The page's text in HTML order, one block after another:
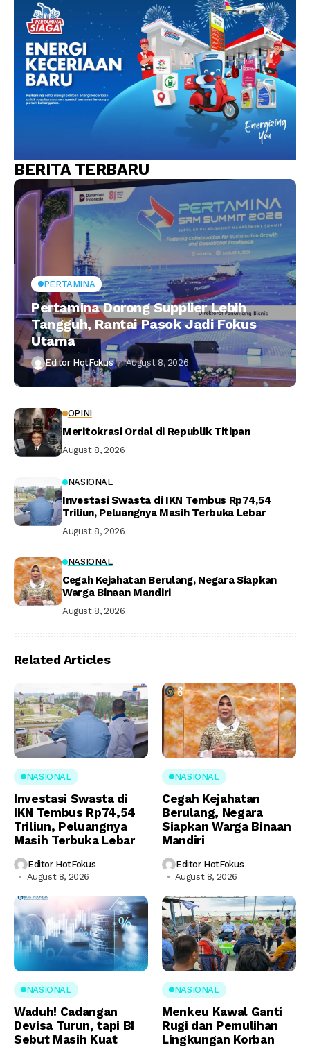
BERITA TERBARU
PERTAMINA
Pertamina Dorong Supplier Lebih
Tangguh, Rantai Pasok Jadi Fokus
Utama
Editor HotFokus August 8, 2026
OPINI
Meritokrasi Ordal di Republik Titipan
August 8, 2026
NASIONAL
Investasi Swasta di IKN Tembus Rp74,54
Triliun, Peluangnya Masih Terbuka Lebar
August 8, 2026
NASIONAL
Cegah Kejahatan Berulang, Negara Siapkan
Warga Binaan Mandiri
August 8, 2026
Related Articles
NASIONAL
Investasi Swasta di
IKN Tembus Rp74,54
Triliun, Peluangnya
Masih Terbuka Lebar
Editor HotFokus
August 8, 2026
NASIONAL
Cegah Kejahatan
Berulang, Negara
Siapkan Warga Binaan
Mandiri
Editor HotFokus
August 8, 2026
NASIONAL
Waduh! Cadangan
Devisa Turun, tapi BI
Sebut Masih Kuat
NASIONAL
Menkeu Kawal Ganti
Rugi dan Pemulihan
Lingkungan Korban